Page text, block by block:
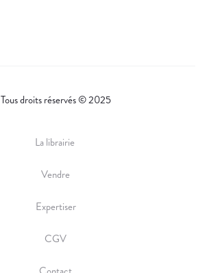
Tous droits réservés © 2025
La librairie
Vendre
Expertiser
CGV